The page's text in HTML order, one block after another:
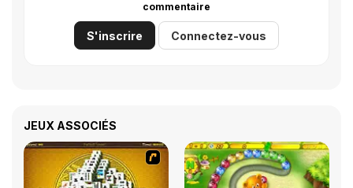
commentaire
S'inscrire Connectez-vous
JEUX ASSOCIÉS